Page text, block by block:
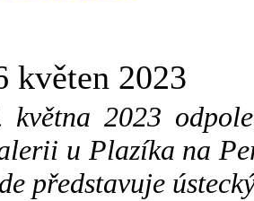
květen 2023
května 2023
u Plazíka na
představuje